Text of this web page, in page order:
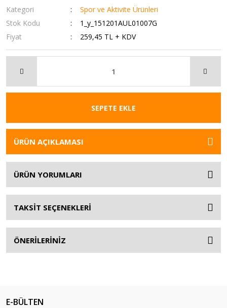
Kategori
Spor ve Aktivite Ürünleri
Stok Kodu
1_y_151201AUL01007G
Fiyat
259,45 TL + KDV
SEPETE EKLE
ÜRÜN AÇIKLAMASI
ÜRÜN YORUMLARI
TAKSİT SEÇENEKLERİ
ÖNERİLERİNİZ
E-BÜLTEN